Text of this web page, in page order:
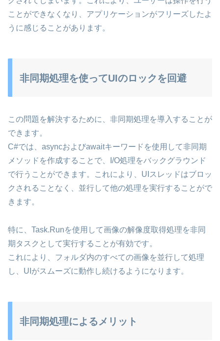
ことができなくなり、アプリケーションがフリーズしたよ
うに感じることがあります。
非同期処理を使ってUIのロックを回避
この問題を解決するために、非同期処理を導入することが
できます。
C#では、asyncおよびawaitキーワードを使用して非同期
メソッドを作成することで、I/O処理をバックグラウンド
で行うことができます。これにより、UIスレッドはブロッ
クされることなく、並行して他の処理を実行することがで
きます。
特に、Task.Runを使用して画像の解像度取得処理を非同
期タスクとして実行することが有効です。
これにより、フォルダ内のすべての画像を並行して処理
し、UIがスムーズに動作し続けるようになります。
非同期処理によるメリット